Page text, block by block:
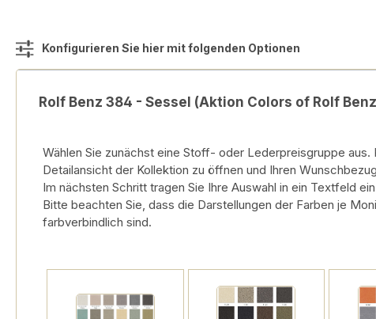
Konfigurieren Sie hier mit folgenden Optionen
Rolf Benz 384 - Sessel (Aktion Colors of Rolf
Wählen Sie zunächst eine Stoff- oder Lederpreisgruppe aus.
Detailansicht der Kollektion zu öffnen und Ihren
Im nächsten Schritt tragen Sie Ihre Auswahl in ein Textfeld
Bitte beachten Sie, dass die Darstellungen der Farben je
farbverbindlich sind.